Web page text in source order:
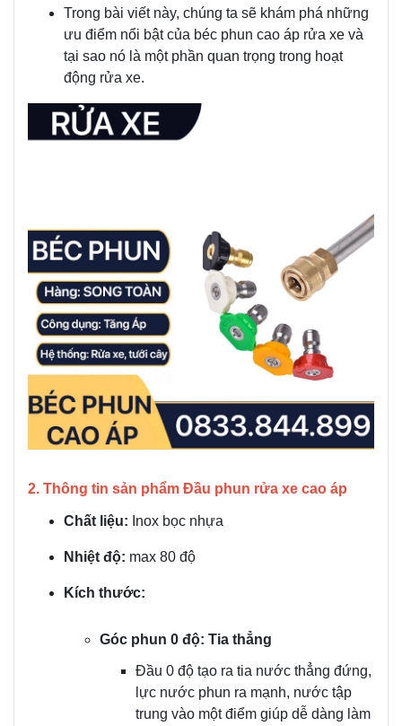
Trong bài viết này, chúng ta sẽ khám phá những
ưu điểm nổi bật của béc phun cao áp rửa xe và
tại sao nó là một phần quan trọng trong hoạt
động rửa xe.
2. Thông tin sản phẩm Đầu phun rửa xe cao áp
Chất liệu: Inox bọc nhựa
Nhiệt độ: max 80 độ
Kích thước:
Góc phun 0 độ: Tia thẳng
Đầu 0 độ tạo ra tia nước thẳng đứng,
lực nước phun ra mạnh, nước tập
trung vào một điểm giúp dễ dàng làm